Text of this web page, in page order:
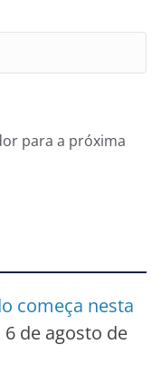
para a próxima
começa nesta
6 de agosto de